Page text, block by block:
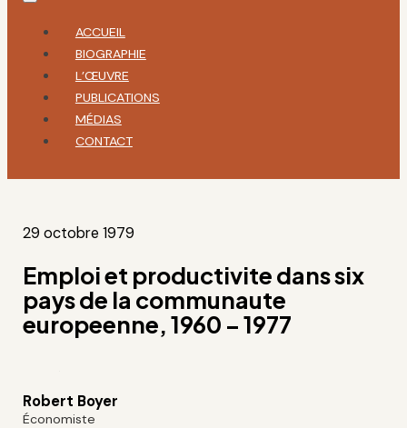
ACCUEIL
BIOGRAPHIE
L’ŒUVRE
PUBLICATIONS
MÉDIAS
CONTACT
29 octobre 1979
Emploi et productivite dans six
pays de la communaute
europeenne, 1960 – 1977
Robert Boyer
Économiste